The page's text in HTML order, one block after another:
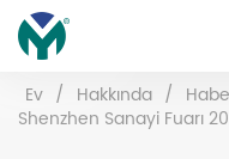
Ev / Hakkında /
Shenzhen Sanayi Fuarı